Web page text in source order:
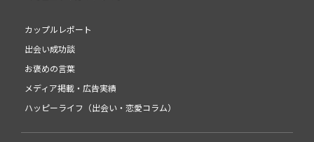
カップルレポート
出会い成功談
お褒めの言葉
メディア掲載・広告実績
ハッピーライフ（出会い・恋愛コラム）